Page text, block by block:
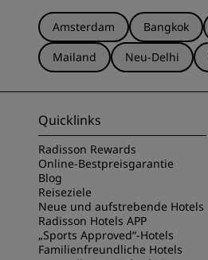
Amsterdam Bangkok
Mailand
Neu-Delhi
Quicklinks
Radisson Rewards
Online-Bestpreisgarantie
Blog
Reiseziele
Neue und aufstrebende Hotels
Radisson Hotels APP
„Sports Approved“-Hotels
Familienfreundliche Hotels